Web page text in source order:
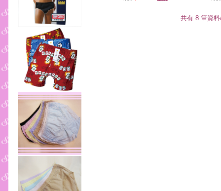
共有 8 筆資